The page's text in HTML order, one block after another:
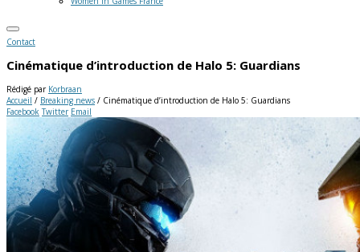
Contact
Cinématique d’introduction de Halo 5: Guardians
Rédigé par Korbraan
Accueil / Breaking news / Cinématique d’introduction de Halo 5: Guardians
Facebook Twitter Email